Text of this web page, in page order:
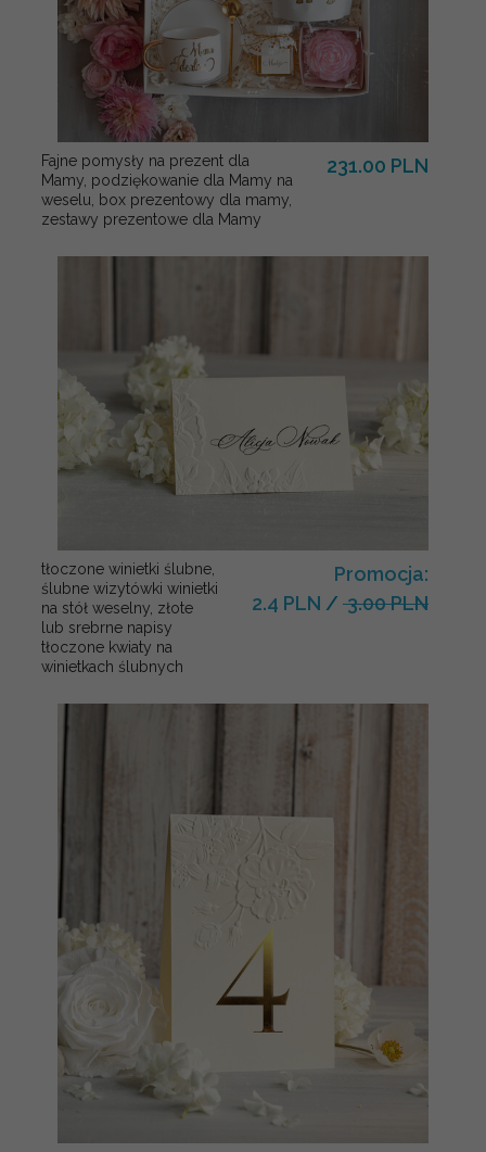
Fajne pomysły na prezent dla
Mamy, podziękowanie dla Mamy na
weselu, box prezentowy dla mamy,
zestawy prezentowe dla Mamy
231.00 PLN
tłoczone winietki ślubne,
ślubne wizytówki winietki
na stół weselny, złote
lub srebrne napisy
tłoczone kwiaty na
winietkach ślubnych
Promocja:
2.4 PLN / 3.00 PLN